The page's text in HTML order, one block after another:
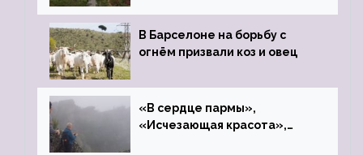
В Барселоне на борьбу с
огнём призвали коз и овец
«В сердце пармы»,
«Исчезающая красота»,